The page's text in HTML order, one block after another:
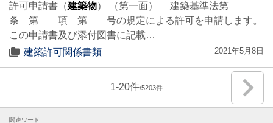
許可申請書（建築物） （第一面） 建築基準法第
条 第 項 第 号の規定による許可を申請します。
この申請書及び添付図書に記載…
建築許可関係書類
2021年5月8日
1-20 5203
関連ワード